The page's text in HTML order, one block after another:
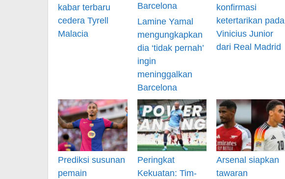
kabar terbaru
cedera Tyrell
Malacia
Lamine Yamal
mengungkapkan
dia ‘tidak pernah’
ingin
meninggalkan
Barcelona
konfirmasi
ketertarikan pada
Vinicius Junior
dari Real Madrid
Prediksi susunan
pemain
Peringkat
Kekuatan: Tim-
Arsenal siapkan
tawaran